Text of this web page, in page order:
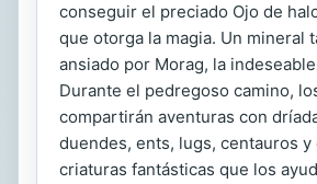
conseguir el preciado Ojo de
que otorga la magia. Un mineral
ansiado por Morag, la
Durante el pedregoso camino,
compartirán aventuras con
duendes, ents, lugs, centauros y
criaturas fantásticas que los